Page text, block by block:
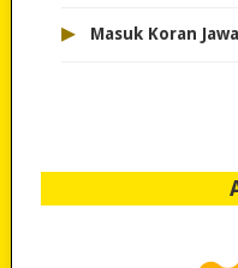
▸ Masuk Koran